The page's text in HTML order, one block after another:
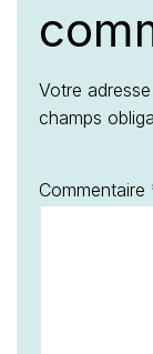
Votre
champs
Commentaire